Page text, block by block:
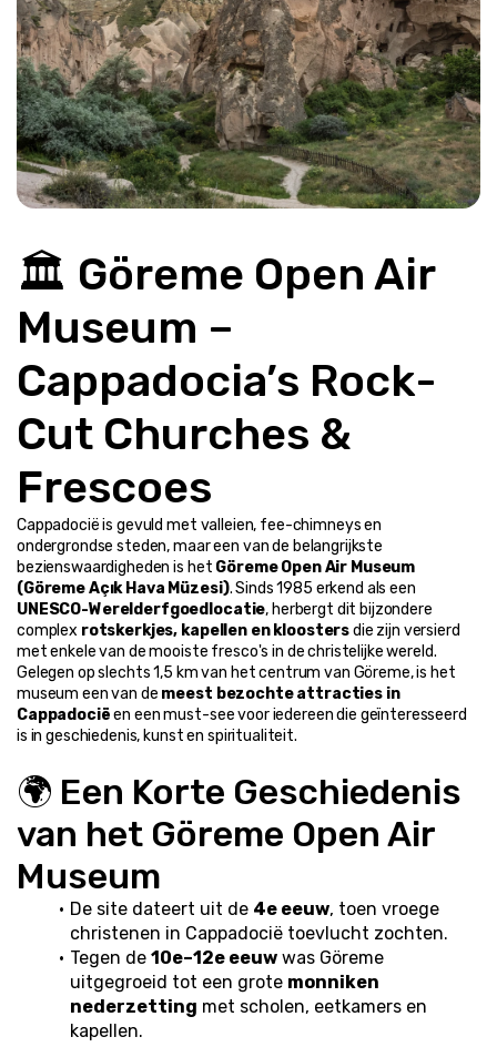
🏛️ Göreme Open Air
Museum –
Cappadocia’s Rock-
Cut Churches &
Frescoes
Cappadocië is gevuld met valleien, fee-chimneys en
ondergrondse steden, maar een van de belangrijkste
bezienswaardigheden is het Göreme Open Air Museum
(Göreme Açık Hava Müzesi)
UNESCO-Werelderfgoedlocatie, herbergt dit bijzondere
complex rotskerkjes, kapellen en kloosters die zijn versierd
met enkele van de mooiste fresco's in de christelijke wereld.
Gelegen op slechts 1,5 km van het centrum van Göreme, is het
museum een van de meest bezochte attracties in
Cappadocië en een must-see voor iedereen die geïnteresseerd
is in geschiedenis, kunst en spiritualiteit.
🌍 Een Korte Geschiedenis
van het Göreme Open Air
Museum
De site dateert uit de 4e eeuw, toen vroege
christenen in Cappadocië toevlucht zochten.
Tegen de 10e–12e eeuw was Göreme
uitgegroeid tot een grote monniken
nederzetting met scholen, eetkamers en
kapellen.